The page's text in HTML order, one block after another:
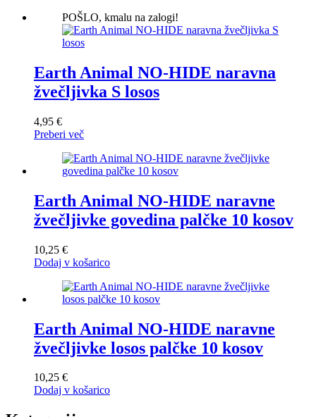
POŠLO, kmalu na zalogi!
Earth Animal NO-HIDE naravna
žvečljivka S losos
4,95 €
Preberi več
Earth Animal NO-HIDE naravne
žvečljivke govedina palčke 10 kosov
10,25 €
Dodaj v košarico
Earth Animal NO-HIDE naravne
žvečljivke losos palčke 10 kosov
10,25 €
Dodaj v košarico